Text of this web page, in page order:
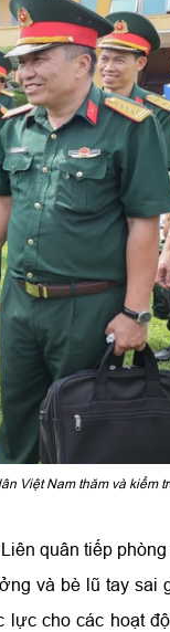
Việt Nam thăm và kiểm
quân tiếp phòng
và bè lũ tay sai
lực cho các hoạt